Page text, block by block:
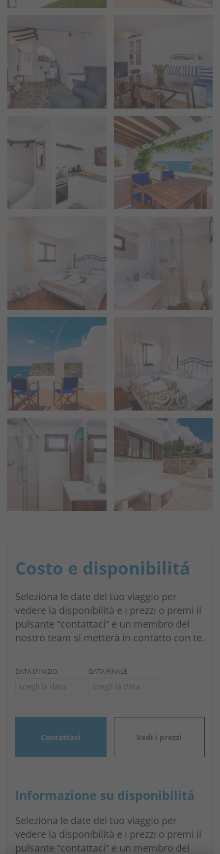
Costo e disponibilitá
Seleziona le date del tuo viaggio per
vedere la disponibilità e i prezzi o premi il
pulsante “contattaci” e un membro del
nostro team si metterà in contatto con te.
DATA D'INIZIO DATA FINALE
Contattaci Vedi i prezzi
Informazione su disponibilitá
Seleziona le date del tuo viaggio per
vedere la disponibilità e i prezzi o premi il
pulsante “contattaci” e un membro del